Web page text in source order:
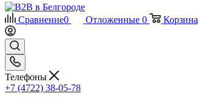
Сравнение0 Отложенные 0 Корзина
Телефоны
+7 (4722) 38-05-78